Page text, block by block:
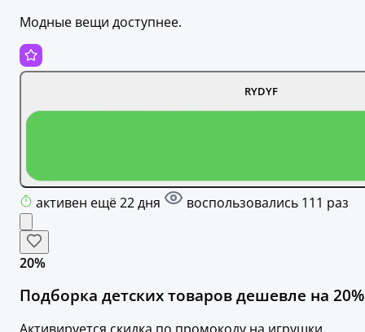
Модные вещи доступнее.
RYDYF
активен ещё 22 дня воспользовались 111 раз
20%
Подборка детских товаров дешевле на